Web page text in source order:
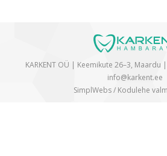
KARKENT OÜ | Keemikute 26–3, Maardu |
info@karkent.ee
SimplWebs / Kodulehe